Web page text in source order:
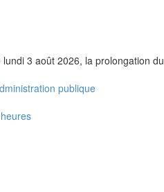
3 août 2026, la prolongation du
publique